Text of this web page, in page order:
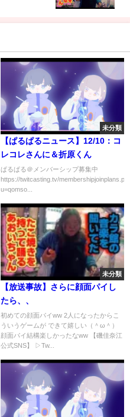
未分類
【ぱるぱるニュース】12/10：コ
レコレさんに＆折原くん
ぱるぱる＠メンバーシップ募集中
https://twitcasting.tv/
u=qomso...
未分類
【放送事故】さらに顔面パイし
たら、、
初めての顔面パイww 2人になったからこ
ういうゲームが できて嬉しい（＾ω＾）
顔面パイ結構楽しかったなww 【磯佳奈江
公式SNS】 ▷Tw...